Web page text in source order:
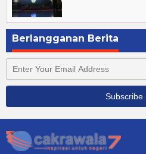
Berlangganan Berita